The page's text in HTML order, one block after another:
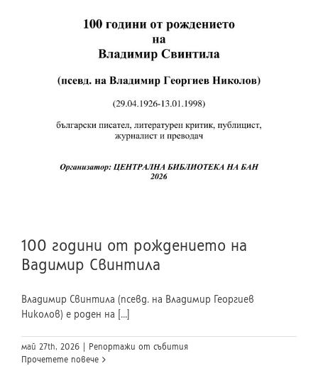
100 години от рождението на
Вадимир Свинтила
Владимир Свинтила (псевд. на Владимир Георгиев
Николов) е роден на [...]
май 27th, 2026
Репортажи от събития
Прочетете повече